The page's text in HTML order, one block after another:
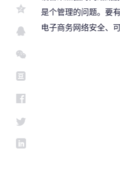
是个管理的问题。要
电子商务网络安全、